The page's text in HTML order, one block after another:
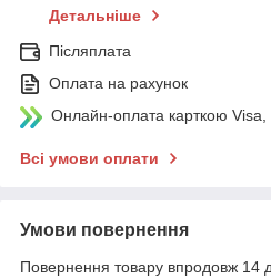
Детальніше
Післяплата
Оплата на рахунок
Онлайн-оплата карткою
Всі умови оплати
Умови повернення
Повернення товару впродовж 14